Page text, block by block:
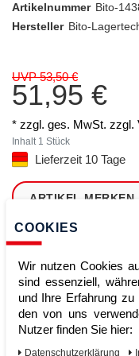
Artikelnummer Bito-
Hersteller Bito-
UVP 53,50 €
51,95 €
* zzgl. ges. MwSt. zzgl.
Inhalt 1 Stück
Lieferzeit 10 Tage
ARTIKEL MERKEN
Sofort lieferbar
COOKIES
Wir nutzen Cookies
sind essenziell,
und Ihre Erfahrung
den von uns
Nutzer finden Sie hier:
Daten­schutz­erklärung